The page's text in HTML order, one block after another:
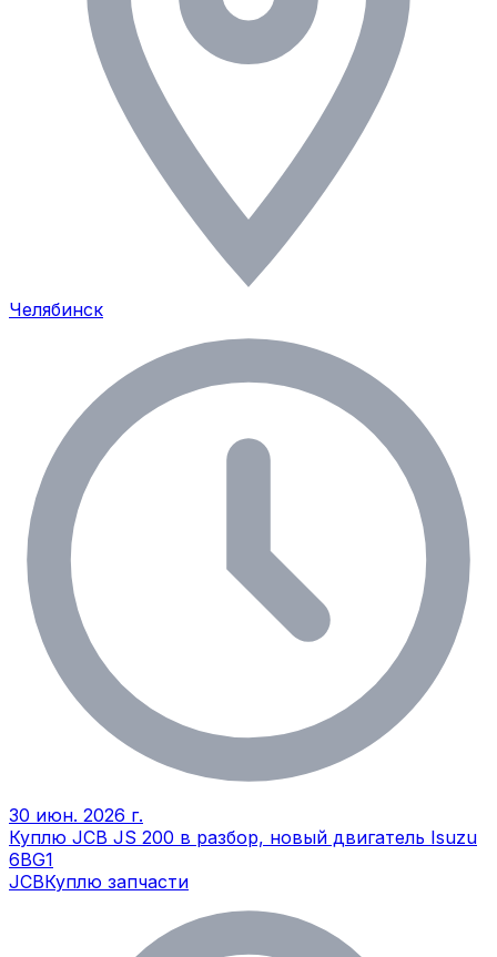
Челябинск
30 июн. 2026 г.
Куплю JCB JS 200 в разбор, новый двигатель Isuzu
6BG1
JCBКуплю запчасти